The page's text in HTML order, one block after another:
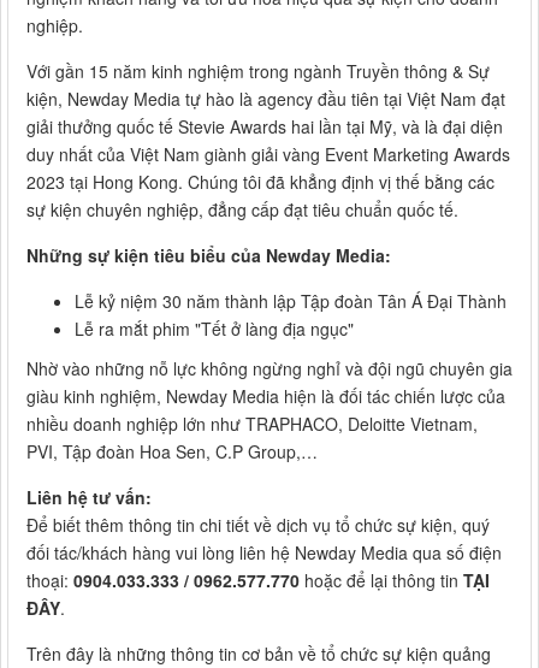
nghiệp.
Với gần 15 năm kinh nghiệm trong ngành Truyền thông & Sự
kiện, Newday Media tự hào là agency đầu tiên tại Việt Nam đạt
giải thưởng quốc tế Stevie Awards hai lần tại Mỹ, và là đại diện
duy nhất của Việt Nam giành giải vàng Event Marketing Awards
2023 tại Hong Kong. Chúng tôi đã khẳng định vị thế bằng các
sự kiện chuyên nghiệp, đẳng cấp đạt tiêu chuẩn quốc tế.
Những sự kiện tiêu biểu của Newday Media:
Lễ kỷ niệm 30 năm thành lập Tập đoàn Tân Á Đại Thành
Lễ ra mắt phim "Tết ở làng địa ngục"
Nhờ vào những nỗ lực không ngừng nghỉ và đội ngũ chuyên gia
giàu kinh nghiệm, Newday Media hiện là đối tác chiến lược của
nhiều doanh nghiệp lớn như TRAPHACO, Deloitte Vietnam,
PVI, Tập đoàn Hoa Sen, C.P Group,…
Liên hệ tư vấn:
Để biết thêm thông tin chi tiết về dịch vụ tổ chức sự kiện, quý
đối tác/khách hàng vui lòng liên hệ Newday Media qua số điện
thoại: 0904.033.333 / 0962.577.770 hoặc để lại thông tin TẠI
ĐÂY.
Trên đây là những thông tin cơ bản về tổ chức sự kiện quảng